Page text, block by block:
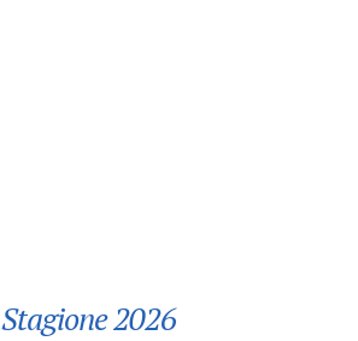
Stagione 2026